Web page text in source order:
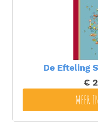
De Efteling
€
MEER